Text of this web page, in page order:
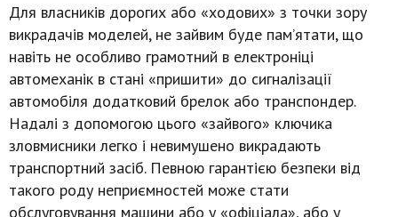
Для власників дорогих або «ходових» з точки зору
викрадачів моделей, не зайвим буде пам’ятати, що
навіть не особливо грамотний в електроніці
автомеханік в стані «пришити» до сигналізації
автомобіля додатковий брелок або транспондер.
Надалі з допомогою цього «зайвого» ключика
зловмисники легко і невимушено викрадають
транспортний засіб. Певною гарантією безпеки від
такого роду неприємностей може стати
обслуговування машини або у «офіціала», або у